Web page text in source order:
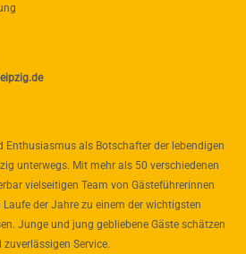
Enthusiasmus als Botschafter der lebendigen
unterwegs. Mit mehr als 50 verschiedenen
vielseitigen Team von Gästeführerinnen
der Jahre zu einem der wichtigsten
Junge und jung gebliebene Gäste schätzen
Service.